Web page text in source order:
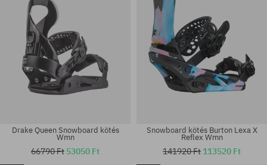
Drake Queen Snowboard kötés
Wmn
66790 Ft 53050 Ft
Snowboard kötés Burton Lexa X
Reflex Wmn
141920 Ft 113520 Ft